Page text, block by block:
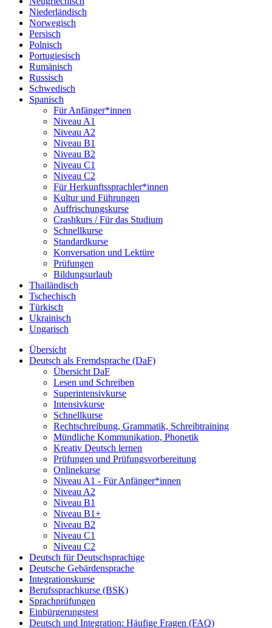
Niederländisch
Norwegisch
Persisch
Polnisch
Portugiesisch
Rumänisch
Russisch
Schwedisch
Spanisch
Für Anfänger*innen
Niveau A1
Niveau A2
Niveau B1
Niveau B2
Niveau C1
Niveau C2
Für Herkunftssprachler*innen
Kultur und Führungen
Auffrischungskurse
Crashkurs / Für das Studium
Schnellkurse
Standardkurse
Konversation und Lektüre
Prüfungen
Bildungsurlaub
Thailändisch
Tschechisch
Türkisch
Ukrainisch
Ungarisch
Übersicht
Deutsch als Fremdsprache (DaF)
Übersicht DaF
Lesen und Schreiben
Superintensivkurse
Intensivkurse
Schnellkurse
Rechtschreibung, Grammatik, Schreibtraining
Mündliche Kommunikation, Phonetik
Kreativ Deutsch lernen
Prüfungen und Prüfungsvorbereitung
Onlinekurse
Niveau A1 - Für Anfänger*innen
Niveau A2
Niveau B1
Niveau B1+
Niveau B2
Niveau C1
Niveau C2
Deutsch für Deutschsprachige
Deutsche Gebärdensprache
Integrationskurse
Berufssprachkurse (BSK)
Sprachprüfungen
Einbürgerungstest
Deutsch und Integration: Häufige Fragen (FAQ)